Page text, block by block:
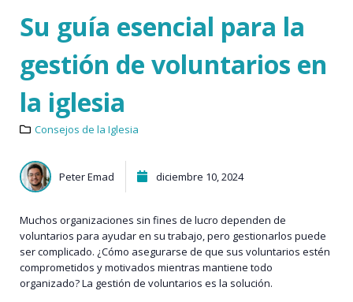
Su guía esencial para la
gestión de voluntarios en
la iglesia
Consejos de la Iglesia
Peter Emad diciembre 10, 2024
Muchos organizaciones sin fines de lucro dependen de
voluntarios para ayudar en su trabajo, pero gestionarlos puede
ser complicado. ¿Cómo asegurarse de que sus voluntarios estén
comprometidos y motivados mientras mantiene todo
organizado? La gestión de voluntarios es la solución.